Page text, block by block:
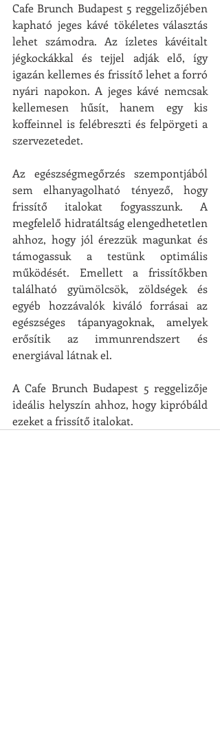
Cafe Brunch Budapest 5 reggelizőjében
kapható jeges kávé tökéletes választás
lehet számodra. Az ízletes kávéitalt
jégkockákkal és tejjel adják elő, így
igazán kellemes és frissítő lehet a forró
nyári napokon. A jeges kávé nemcsak
kellemesen hűsít, hanem egy kis
koffeinnel is felébreszti és felpörgeti a
szervezetedet.
Az egészségmegőrzés szempontjából
sem elhanyagolható tényező, hogy
frissítő italokat fogyasszunk. A
megfelelő hidratáltság elengedhetetlen
ahhoz, hogy jól érezzük magunkat és
támogassuk a testünk optimális
működését. Emellett a frissítőkben
található gyümölcsök, zöldségek és
egyéb hozzávalók kiváló forrásai az
egészséges tápanyagoknak, amelyek
erősítik az immunrendszert és
energiával látnak el.
A Cafe Brunch Budapest 5 reggelizője
ideális helyszín ahhoz, hogy kipróbáld
ezeket a frissítő italokat.